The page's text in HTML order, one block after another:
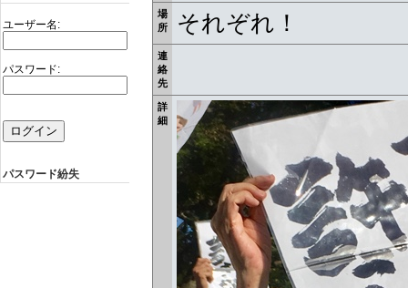
ユーザー名:
パスワード:
パスワード紛失
場
所
それぞれ！
連
絡
先
詳
細